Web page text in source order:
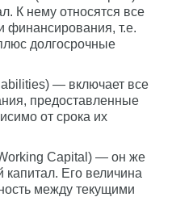
К нему относятся все
финансирования, т.е.
долгосрочные
— включает все
предоставленные
от срока их
Capital) — он же
Его величина
между текущими